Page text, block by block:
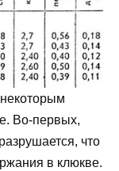
Во-первых,
что
в клюкве.